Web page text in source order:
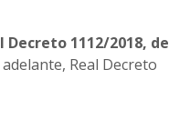
Decreto 1112/2018, de
Real Decreto